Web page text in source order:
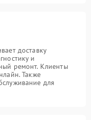
доставку
и
ремонт. Клиенты
Также
для